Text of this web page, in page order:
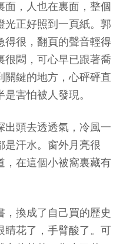
，人也在裏面，整個
光正好照到一頁紙。郭
得很，翻頁的聲音輕得
很悶，可心早已跟著喬
關鍵的地方，心砰砰直
害怕被人發現。
出頭去透透氣，冷風一
是汗水。窗外月亮很
，在這個小被窩裏藏有
換成了自己買的歷史
睛花了，手臂酸了。可